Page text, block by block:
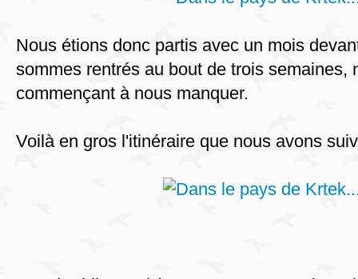
Nous étions donc partis avec un mois
sommes rentrés au bout de trois semaines,
commençant à nous manquer.
Voilà en gros l'itinéraire que nous avons